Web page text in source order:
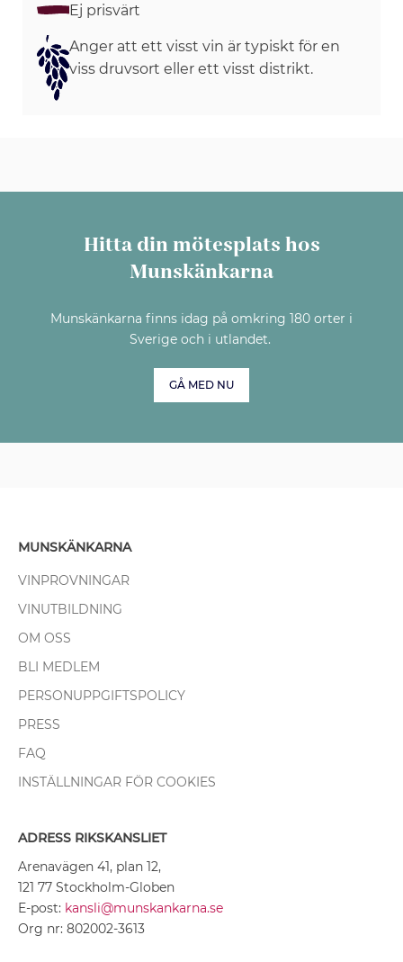
Ej prisvärt
Anger att ett visst vin är typiskt för en
viss druvsort eller ett visst distrikt.
Hitta din mötesplats hos
Munskänkarna
Munskänkarna finns idag på omkring 180 orter i
Sverige och i utlandet.
GÅ MED NU
MUNSKÄNKARNA
VINPROVNINGAR
VINUTBILDNING
OM OSS
BLI MEDLEM
PERSONUPPGIFTSPOLICY
PRESS
FAQ
INSTÄLLNINGAR FÖR COOKIES
ADRESS RIKSKANSLIET
Arenavägen 41, plan 12,
121 77 Stockholm-Globen
E-post: kansli@munskankarna.se
Org nr: 802002-3613